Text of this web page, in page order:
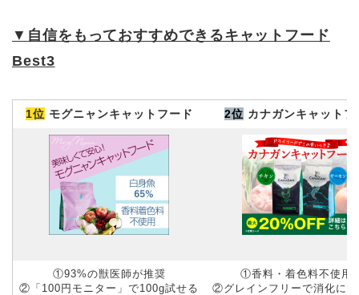
▼ 自信をもっておすすめできるキャットフード
Best3
1位 モグニャンキャットフード 2位 カナガンキャットフ
①93%の獣医師が推奨
②「100円モニター」で100g試せる
①香料・着色料不使用
②グレインフリーで消化に